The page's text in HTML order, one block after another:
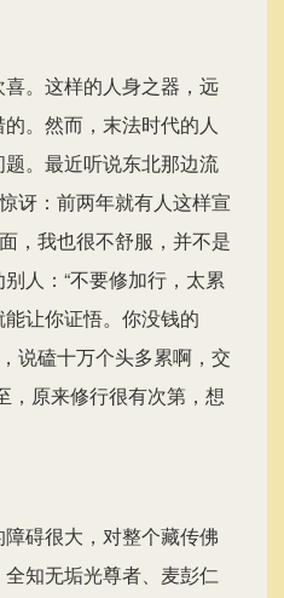
。这样的人身之器，远
。然而，末法时代的人
。最近听说东北那边流
讶：前两年就有人这样宣
，我也很不舒服，并不是
人：“不要修加行，太累
让你证悟。你没钱的
说磕十万个头多累啊，交
，原来修行很有次第，想
碍很大，对整个藏传佛
知无垢光尊者、麦彭仁